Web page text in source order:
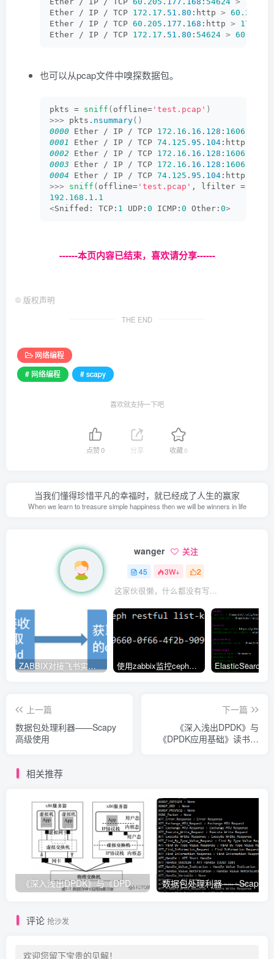
Ether / IP / TCP 172.17 . 51 . 80 :http > 60.205
Ether / IP / TCP 60.205 . 177 . 168 :http > 172.17
Ether / IP / TCP 172.17 . 51 . 80 : 54624 > 60.205
也可以从pcap文件中嗅探数据包。
pkts = sniff ( offline= 'test.pcap' )
>>> pkts. nsummary()
0000 Ether / IP / TCP 172.16 . 16 . 128 : 1606
0001
Ether / IP / TCP 74.125 . 95 . 104 :http
0002 Ether / IP / TCP 172.16 . 16 . 128 : 1606
0003 Ether / IP / TCP 172.16 . 16 . 128 : 1606
0004 Ether / IP / TCP 74.125 . 95 . 104 :http
>>>
sniff ( offline= 'test.pcap' , lfilter =
192.168 . 1 . 1
<Sniffed: TCP: 1 UDP: 0 ICMP: 0 Other: 0>
------本页内容已结束，喜欢请分享------
© 版权声明
THE END
网络编程
# 网络编程
# scapy
喜欢就支持一下吧
点赞0 分享 收藏0
当我们懂得珍惜平凡的幸福时，就已经成了人生的赢家
When we learn to treasure simple happiness then we will be winners in life
wanger 关注
45 3W+ 2
这家伙很懒，什么都没有写...
ZABBIX对接飞书实现报警通知 使用zabbix监控ceph集群的三种方式
上一篇
数据包处理利器——Scapy
高级使用
下一篇
《深入浅出DPDK》与
《DPDK应用基础》读书笔
相关推荐
《深入浅出DPDK》与《DPDK应用基础》读书笔记
评论 抢沙发